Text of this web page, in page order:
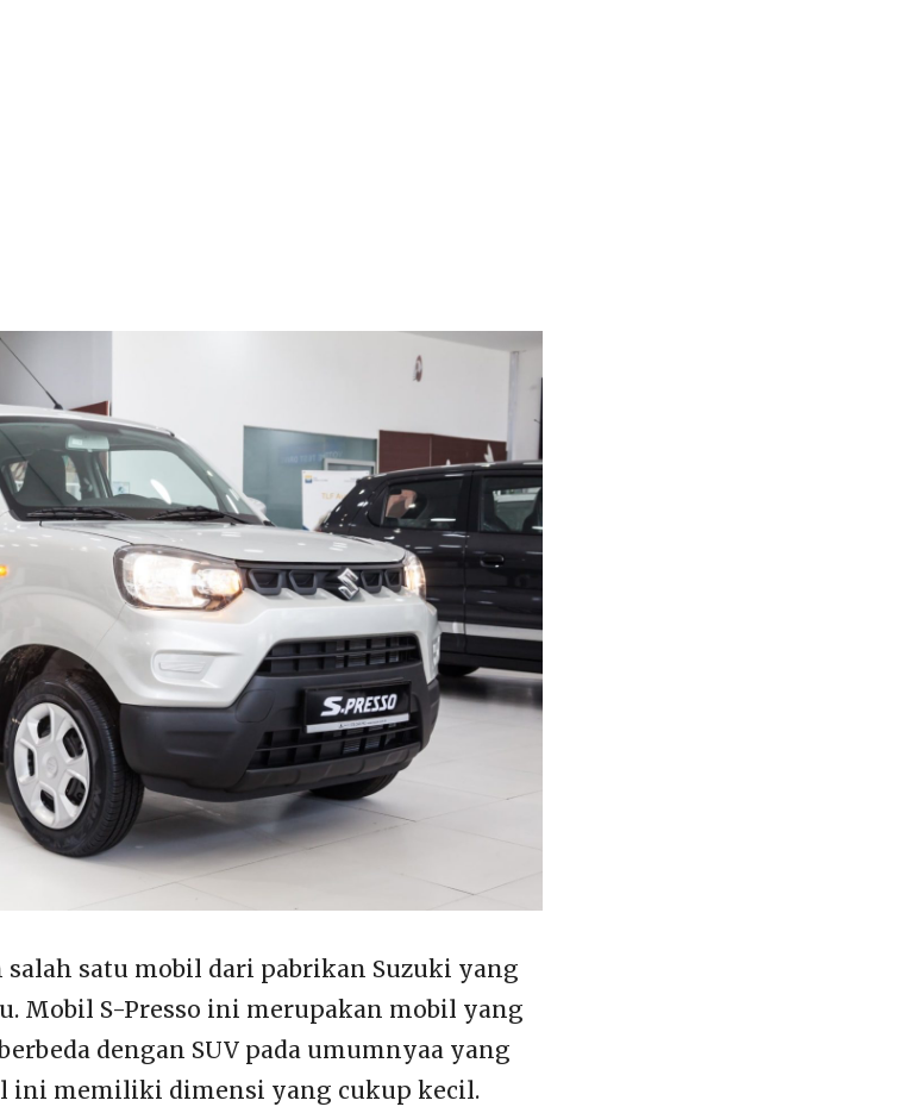
salah satu mobil dari pabrikan Suzuki yang
Mobil S-Presso ini merupakan mobil yang
dengan SUV pada umumnyaa yang
ini memiliki dimensi yang cukup kecil.